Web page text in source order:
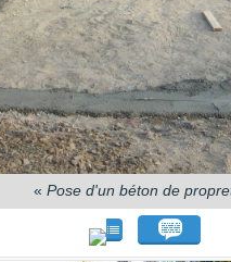
« Pose d'un béton de